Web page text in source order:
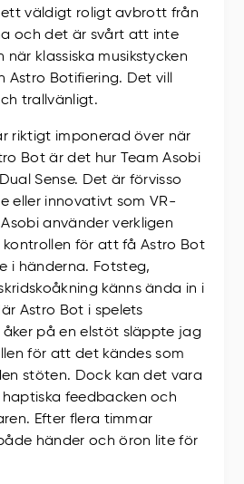
väldigt roligt avbrott från
och det är svårt att inte
klassiska musikstycken
Astro Botifiering. Det vill
trallvänligt.
riktigt imponerad över när
Bot är det hur Team Asobi
Sense. Det är förvisso
eller innovativt som VR-
använder verkligen
för att få Astro Bot
i händerna. Fotsteg,
känns ända in i
Astro Bot i spelets
på en elstöt släppte jag
för att det kändes som
stöten. Dock kan det vara
feedbacken och
Efter flera timmar
händer och öron lite för